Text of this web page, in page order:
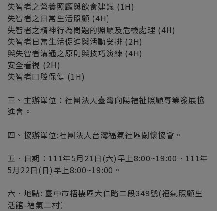
失智者之營養照顧與飲食建議 (1H)
失智者之日常生活照顧 (4H)
失智者之精神行為問題的照顧及危機處理 (4H)
失智者日常生活促進與活動安排 (2H)
與失智者溝通之原則與技巧演練 (4H)
安全看視 (2H)
失智者口腔保健 (1H)
三、主辦單位：社團法人臺灣向陽福祉照顧專業發展協
進會。
四、協辦單位:社團法人台灣福氣社區關懷協會。
五、日期：111年5月21日(六)早上8:00~19:00、111年
5月22日(日)早上8:00~19:00。
六、地點: 臺中市梧棲區大仁路二段349號(福氣照顧生
活館-福氣二村）